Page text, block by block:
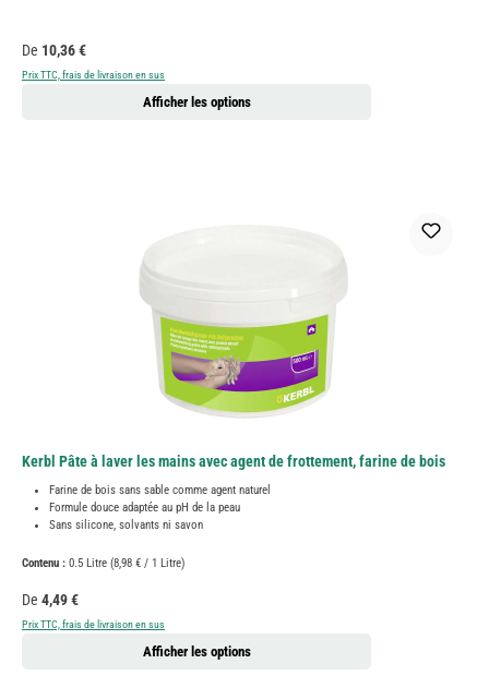
Prix régulier :
De 10,36 €
Prix TTC, frais de livraison en sus
Afficher les options
Kerbl Pâte à laver les mains avec agent de frottement, farine de bois
Farine de bois sans sable comme agent naturel
Formule douce adaptée au pH de la peau
Sans silicone, solvants ni savon
Contenu : 0.5 Litre (8,98 € / 1 Litre)
Prix régulier :
De 4,49 €
Prix TTC, frais de livraison en sus
Afficher les options